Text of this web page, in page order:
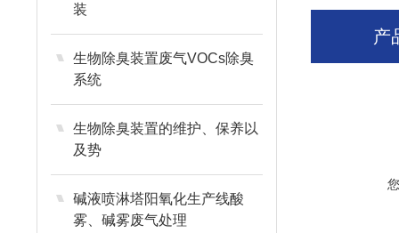
装
生物除臭装置废气VOCs除臭
系统
生物除臭装置的维护、保养以
及势
碱液喷淋塔阳氧化生产线酸
雾、碱雾废气处理
产